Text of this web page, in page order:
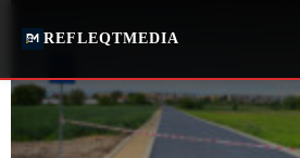
REFLEQTMEDIA